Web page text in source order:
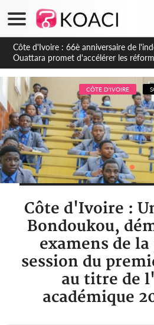
Côte d'Ivoire : À Abidjan, Amadou
ivoirien et veut s'en inspirer pour
de la Guinée
CÔTE D'IVOIRE
Côte d'Ivoire :
Bondoukou,
examens de
session du
au titre de
académique